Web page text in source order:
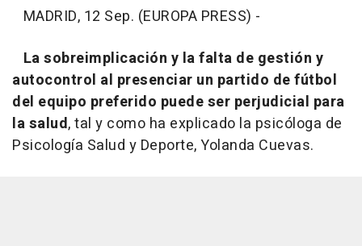
MADRID, 12 Sep. (EUROPA PRESS) -
La sobreimplicación y la falta de gestión y
autocontrol al presenciar un partido de fútbol
del equipo preferido puede ser perjudicial para
la salud, tal y como ha explicado la psicóloga de
Psicología Salud y Deporte, Yolanda Cuevas.